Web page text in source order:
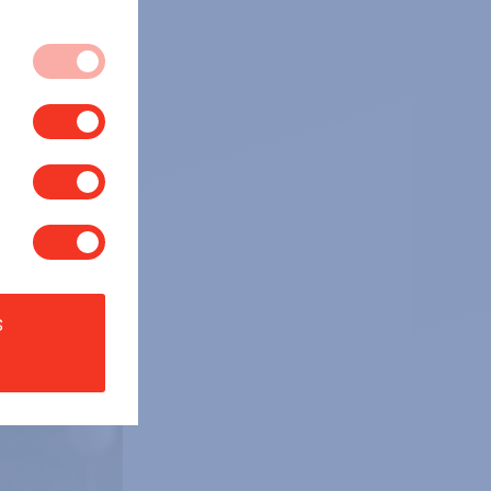
dans notre
et qui
connecter ou
ou il vous
Web de se
la région pour
de passe de
sur la
lesquels vous
plus
partager